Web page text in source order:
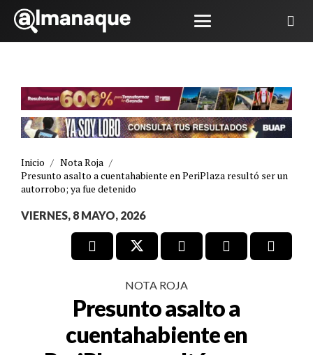
Inicio / Nota Roja /
Presunto asalto a cuentahabiente en PeriPlaza resultó ser un
autorrobo; ya fue detenido
VIERNES, 8 MAYO, 2026
NOTA ROJA
Presunto asalto a
cuentahabiente en